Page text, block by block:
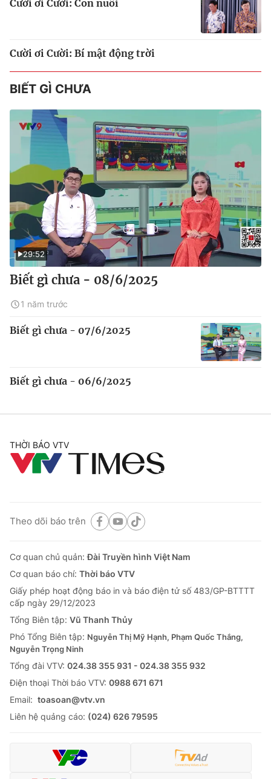
Cười ơi Cười: Con nuôi
Cười ơi Cười: Bí mật động trời
BIẾT GÌ CHƯA
29:52
Biết gì chưa - 08/6/2025
1 năm trước
Biết gì chưa - 07/6/2025
Biết gì chưa - 06/6/2025
THỜI BÁO VTV
Theo dõi báo trên
Cơ quan chủ quản:Đài Truyền hình Việt Nam
Cơ quan báo chí: Thời báo VTV
Giấy phép hoạt động báo in và báo điện tử số 483/GP-BTTTT
cấp ngày 29/12/2023
Tổng Biên tập: Vũ Thanh Thủy
Phó Tổng Biên tập: Nguyễn Thị Mỹ Hạnh, Phạm Quốc Thắng,
Nguyễn Trọng Ninh
Tổng đài VTV: 024.38 355 931 - 024.38 355 932
Ðiện thoại Thời báo VTV: 0988 671 671
Email: toasoan@vtv.vn
Liên hệ quảng cáo: (024) 626 79595